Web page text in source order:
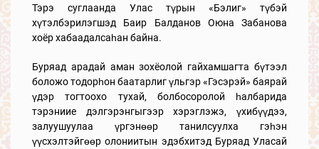
Тэрэ суглаанда Улас түрын «Бэлиг» түбэй
хүтэлбэрилэгшэд Баир Балданов Оюна Забанова
хоёр хабаадалсаһан байна.
Буряад арадай аман зохёолой гайхамшагта бүтээл
боложо тодорһон баатарлиг үльгэр «Гэсэрэй» баярай
үдэр тогтоохо тухай, болбосоролой һалбарида
тэрэниие дэлгэрэнгыгээр хэрэглэжэ, үхибүүдээ,
залуушуулаа үргэнөөр танилсуулха гэһэн
үүсхэлтэйгөөр олониитын эдэбхитэд Буряад Уласай